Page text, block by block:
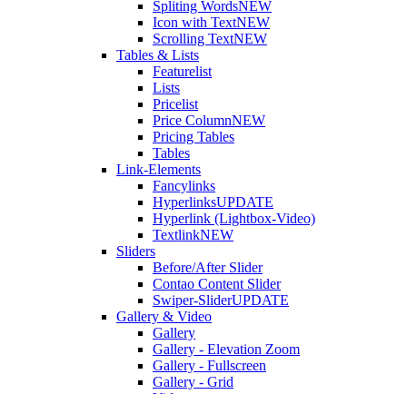
Spliting WordsNEW
Icon with TextNEW
Scrolling TextNEW
Tables & Lists
Featurelist
Lists
Pricelist
Price ColumnNEW
Pricing Tables
Tables
Link-Elements
Fancylinks
HyperlinksUPDATE
Hyperlink (Lightbox-Video)
TextlinkNEW
Sliders
Before/After Slider
Contao Content Slider
Swiper-SliderUPDATE
Gallery & Video
Gallery
Gallery - Elevation Zoom
Gallery - Fullscreen
Gallery - Grid